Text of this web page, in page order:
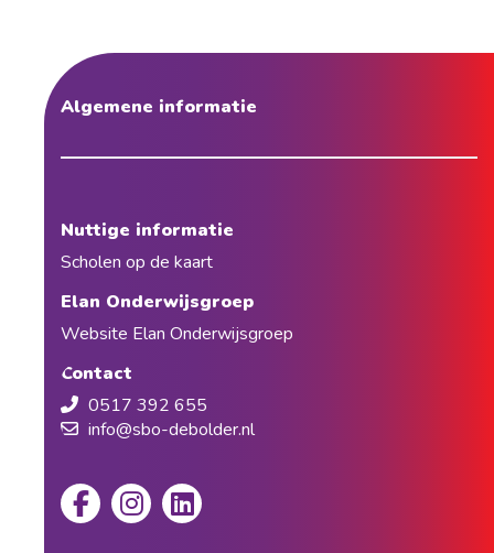
Algemene informatie
Nuttige informatie
Scholen op de kaart
Elan Onderwijsgroep
Website Elan Onderwijsgroep
Contact
0517 392 655
info@sbo-debolder.nl